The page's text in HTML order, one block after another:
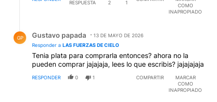
RESPUESTA
2 1
COMO
INAPROPIADO
GP Gustavo papada
13 DE MAYO DE 2026
Responder a LAS FUERZAS DE CIELO
Tenia plata para comprarla entonces? ahora no la
pueden comprar jajajaja, lees lo que escribis? jajajajaja
RESPONDER 0 1 COMPARTIR
MARCAR
COMO
INAPROPIADO